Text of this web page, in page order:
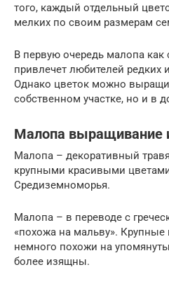
того, каждый отдельный
мелких по своим размерам
В первую очередь малопа как
привлечет любителей редких
Однако цветок можно
собственном участке, но и в
Малопа выращивание
Малопа – декоративный
крупными красивыми
Средиземноморья.
Малопа – в переводе с
«похожа на мальву».
немного похожи на
более изящны.